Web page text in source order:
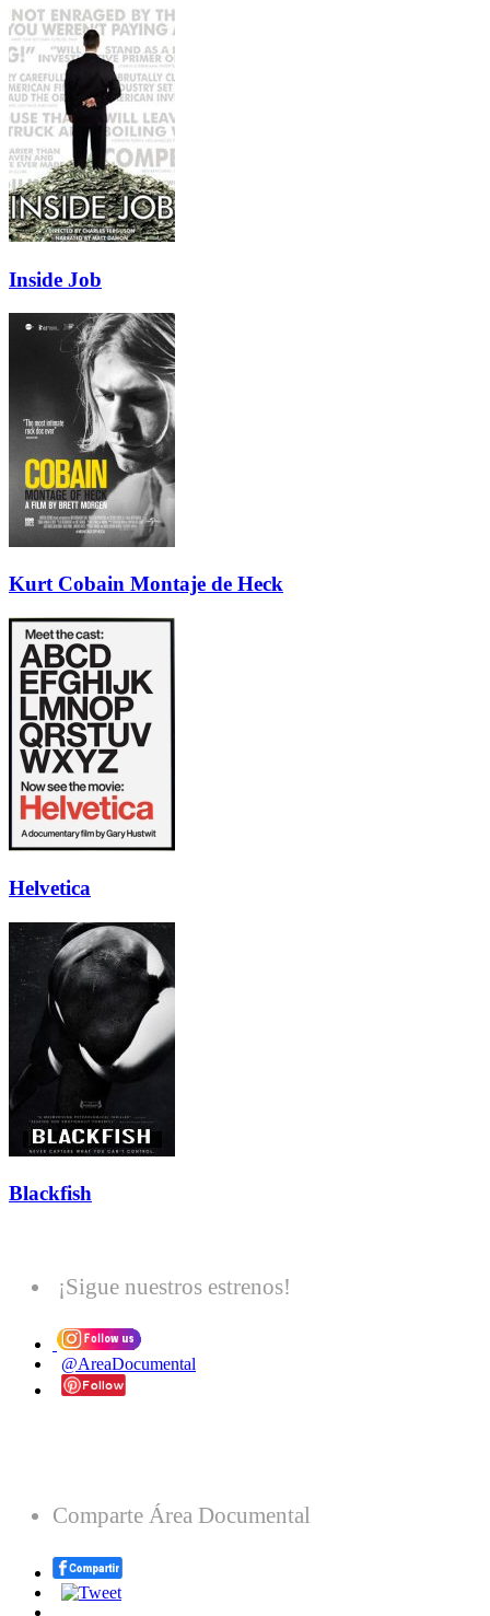
Inside Job
Kurt Cobain Montaje de Heck
Helvetica
Blackfish
¡Sigue nuestros estrenos!
@AreaDocumental
Comparte Área Documental